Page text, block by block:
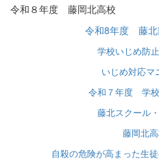
令和８年度 藤岡北高校
令和8年度 藤北
学校いじめ防
いじめ対応マ
令和７年度 学
藤北スクール
藤岡北
自殺の危険が高まった生